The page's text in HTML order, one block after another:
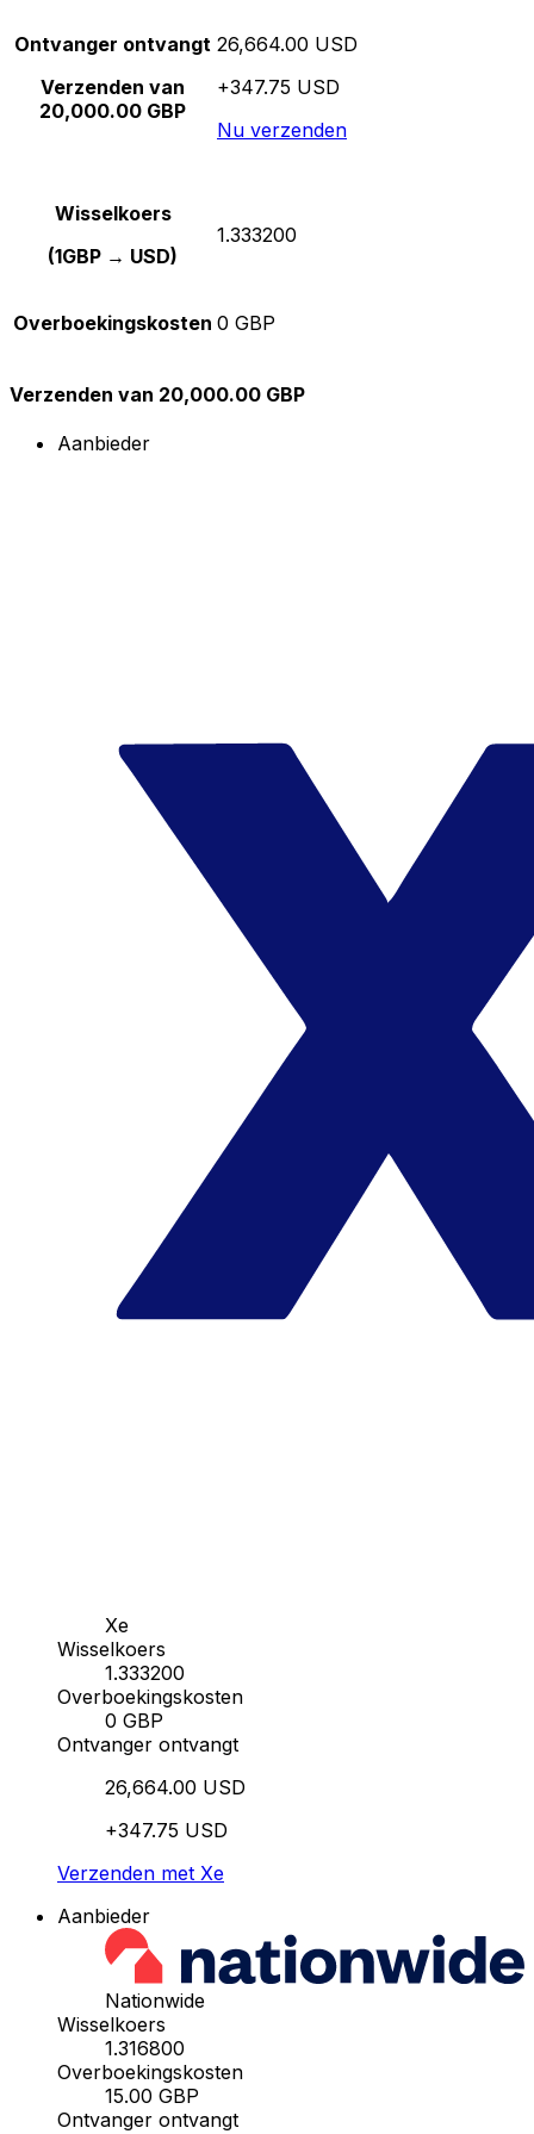
Ontvanger ontvangt
Verzenden van
20,000.00 GBP
26,664.00 USD
+347.75 USD
Nu verzenden
Wisselkoers
(1GBP → USD)
1.333200
Overboekingskosten 0 GBP
Verzenden van 20,000.00 GBP
Aanbieder
Xe
Wisselkoers
1.333200
Overboekingskosten
0 GBP
Ontvanger ontvangt
26,664.00 USD
+347.75 USD
Verzenden met Xe
Aanbieder
Nationwide
Wisselkoers
1.316800
Overboekingskosten
15.00 GBP
Ontvanger ontvangt